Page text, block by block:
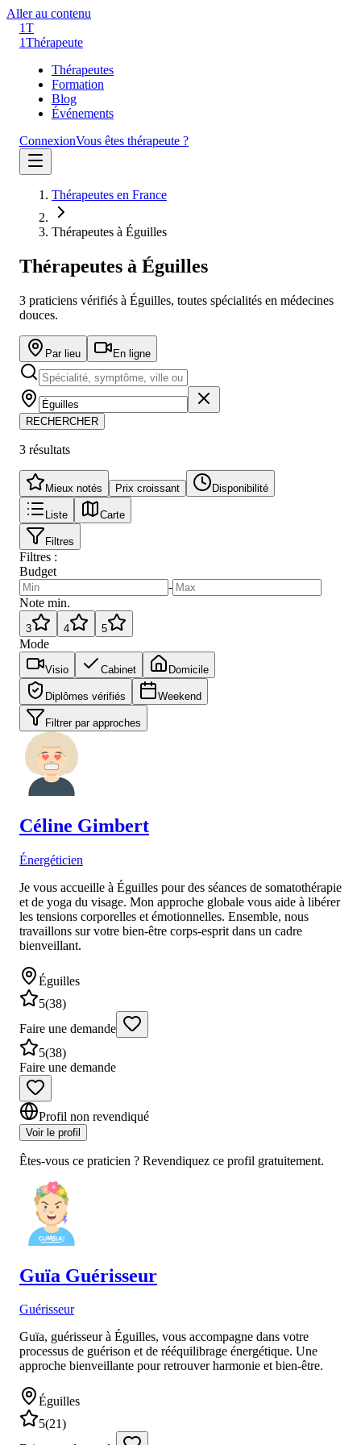
Aller au contenu
1T
1Thérapeute
Thérapeutes
Formation
Blog
Événements
ConnexionVous êtes thérapeute ?
Thérapeutes en France
Thérapeutes à Éguilles
Thérapeutes à Éguilles
3 praticiens vérifiés à Éguilles, toutes spécialités en médecines
douces.
Par lieu En ligne
RECHERCHER
3 résultats
Mieux notés Prix croissant Disponibilité
Liste Carte
Filtres
Filtres :
Budget
-
Note min.
3 4 5
Mode
Visio Cabinet Domicile
Diplômes vérifiés Weekend
Filtrer par approches
Céline Gimbert
Énergéticien
Je vous accueille à Éguilles pour des séances de somatothérapie
et de yoga du visage. Mon approche globale vous aide à libérer
les tensions corporelles et émotionnelles. Ensemble, nous
travaillons sur votre bien-être corps-esprit dans un cadre
bienveillant.
Éguilles
5(38)
Faire une demande
5(38)
Faire une demande
Profil non revendiqué
Voir le profil
Êtes-vous ce praticien ? Revendiquez ce profil gratuitement.
Guïa Guérisseur
Guérisseur
Guïa, guérisseur à Éguilles, vous accompagne dans votre
processus de guérison et de rééquilibrage énergétique. Une
approche bienveillante pour retrouver harmonie et bien-être.
Éguilles
5(21)